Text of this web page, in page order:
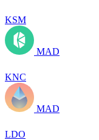
KSM
MAD
KNC
MAD
LDO